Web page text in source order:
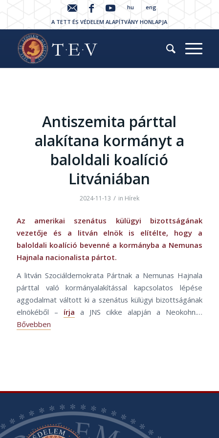
hu
eng
A TETT ÉS VÉDELEM ALAPÍTVÁNY HONLAPJA
Antiszemita párttal
alakítana kormányt a
baloldali koalíció
Litvániában
2024-11-13 / in Hírek
Az amerikai szenátus külügyi bizottságának
vezetője és a litván elnök is elítélte, hogy a
baloldali koalíció bevenné a kormányba a Nemunas
Hajnala nacionalista pártot.
A litván Szociáldemokrata Pártnak a Nemunas Hajnala
párttal való kormányalakítással kapcsolatos lépése
aggodalmat váltott ki a szenátus külügyi bizottságának
elnökéből – írja a JNS cikke alapján a Neokohn.…
Bővebben